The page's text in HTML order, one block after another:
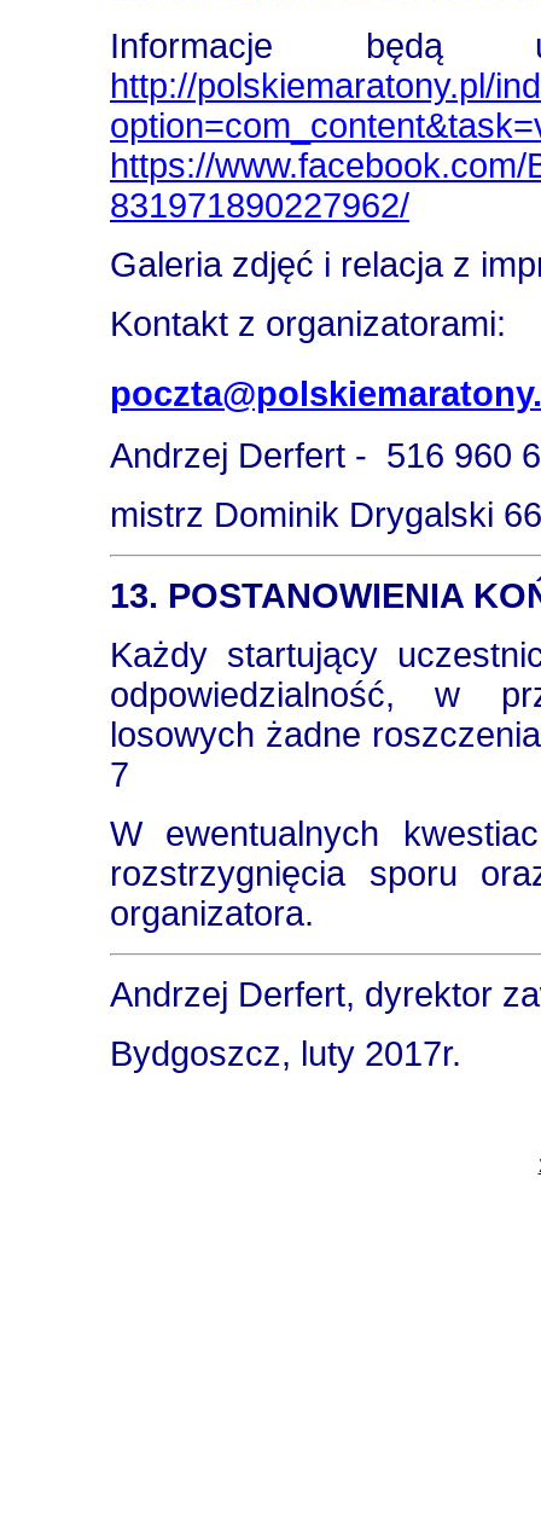
Informacje będą
http://polskiemaratony.pl/
https://
831971890227962/
Galeria zdjęć i relacja z
Kontakt z organizatorami:
Andrzej Derfert - 516 960
mistrz Dominik Drygalski
13. POSTANOWIENIA
Każdy startujący
odpowiedzialność, w
losowych żadne
7
W ewentualnych
rozstrzygnięcia sporu
organizatora.
Andrzej Derfert, dyrektor
Bydgoszcz, luty 2017r.